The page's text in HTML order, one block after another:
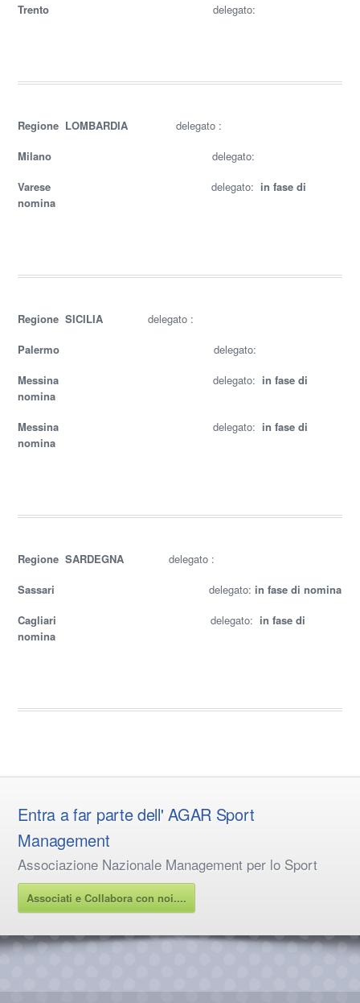
Trento delegato:
Regione LOMBARDIAdelegato :
Milano
delegato:
Varese
delegato: in fase di
nomina
Regione SICILIAdelegato :
Palermo
delegato:
Messina
delegato: in fase di
nomina
Messina
delegato: in fase di
nomina
Regione SARDEGNAdelegato :
Sassari
delegato: in fase di nomina
Cagliari
delegato: in fase di
nomina
Entra a far parte dell' AGAR Sport
Management
Associazione Nazionale Management per lo Sport
Associati e Collabora con noi....